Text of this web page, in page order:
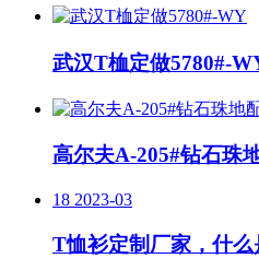
武汉T桖定做5780#-
高尔夫A-205#钻石珠
18 2023-03
T恤衫定制厂家，什